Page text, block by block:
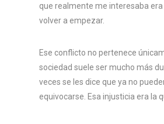
que realmente me interesaba
volver a empezar.
Ese conflicto no pertenece
sociedad suele ser mucho más
veces se les dice que ya no
equivocarse. Esa injusticia era la